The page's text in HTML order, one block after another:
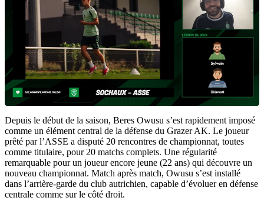
Depuis le début de la saison, Beres Owusu s’est rapidement imposé
comme un élément central de la défense du Grazer AK. Le joueur
prêté par l’ASSE a disputé 20 rencontres de championnat, toutes
comme titulaire, pour 20 matchs complets. Une régularité
remarquable pour un joueur encore jeune (22 ans) qui découvre un
nouveau championnat. Match après match, Owusu s’est installé
dans l’arrière-garde du club autrichien, capable d’évoluer en défense
centrale comme sur le côté droit.